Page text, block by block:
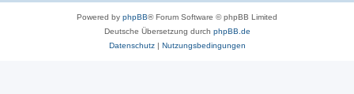
Powered by phpBB® Forum Software © phpBB Limited
Deutsche Übersetzung durch phpBB.de
Datenschutz| Nutzungsbedingungen